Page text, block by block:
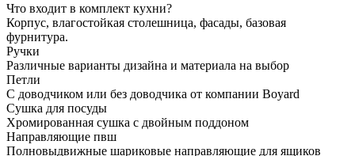
Что входит в комплект кухни?
Корпус, влагостойкая столешница, фасады, базовая
фурнитура.
Ручки
Различные варианты дизайна и материала на выбор
Петли
С доводчиком или без доводчика от компании Boyard
Сушка для посуды
Хромированная сушка с двойным поддоном
Направляющие пвш
Полновыдвижные шариковые направляющие для ящиков